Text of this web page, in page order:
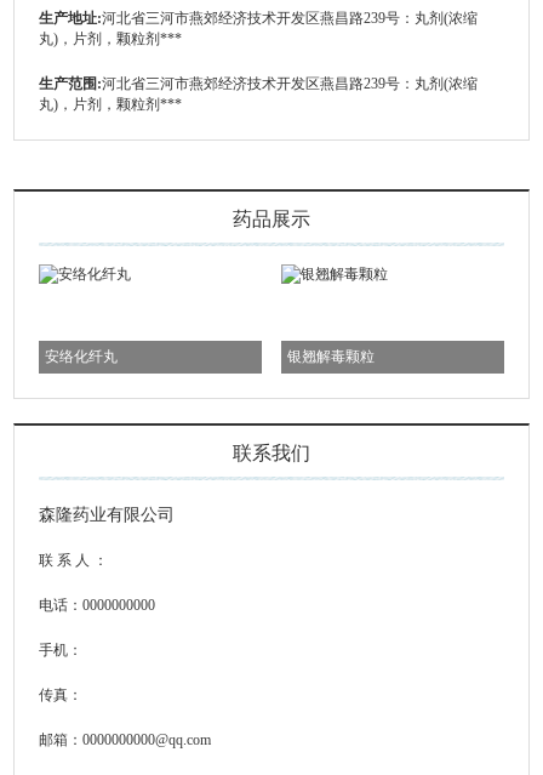
生产地址:河北省三河市燕郊经济技术开发区燕昌路239号：丸剂(浓缩
丸)，片剂，颗粒剂***
生产范围:河北省三河市燕郊经济技术开发区燕昌路239号：丸剂(浓缩
丸)，片剂，颗粒剂***
药品展示
安络化纤丸 银翘解毒颗粒
联系我们
森隆药业有限公司
联 系 人 ：
电话：0000000000
手机：
传真：
邮箱：0000000000@qq.com